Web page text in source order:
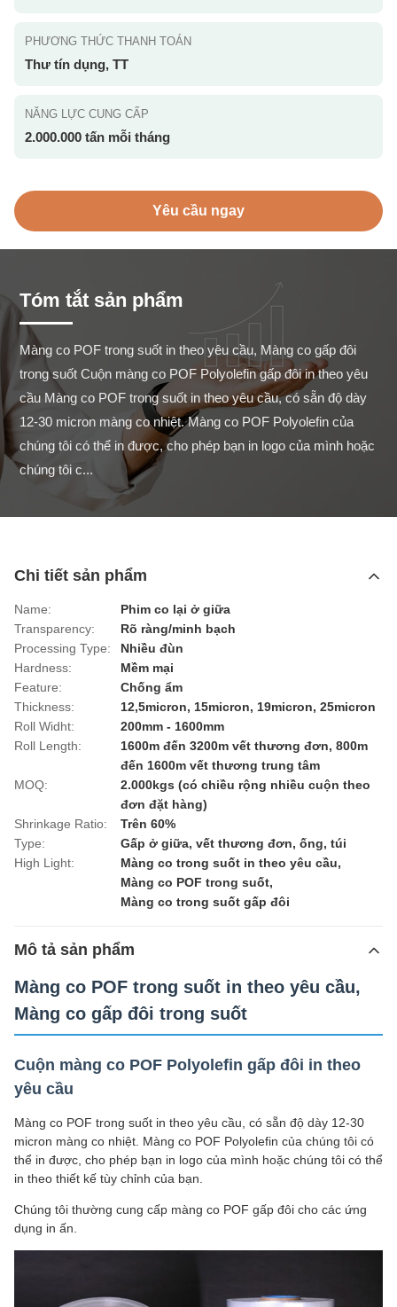
PHƯƠNG THỨC THANH TOÁN
Thư tín dụng, TT
NĂNG LỰC CUNG CẤP
2.000.000 tấn mỗi tháng
Yêu cầu ngay
Tóm tắt sản phẩm
Màng co POF trong suốt in theo yêu cầu, Màng co gấp đôi
trong suốt Cuộn màng co POF Polyolefin gấp đôi in theo yêu
cầu Màng co POF trong suốt in theo yêu cầu, có sẵn độ dày
12-30 micron màng co nhiệt. Màng co POF Polyolefin của
chúng tôi có thể in được, cho phép bạn in logo của mình hoặc
chúng tôi c...
Chi tiết sản phẩm
Name:
Phim co lại ở giữa
Transparency:
Rõ ràng/minh bạch
Processing Type:
Nhiều đùn
Hardness:
Mềm mại
Feature:
Chống ẩm
Thickness:
12,5micron, 15micron, 19micron, 25micron
Roll Widht:
200mm - 1600mm
Roll Length:
1600m đến 3200m vết thương đơn, 800m
đến 1600m vết thương trung tâm
MOQ:
2.000kgs (có chiều rộng nhiều cuộn theo
đơn đặt hàng)
Shrinkage Ratio:
Trên 60%
Type:
Gấp ở giữa, vết thương đơn, ống, túi
High Light:
Màng co trong suốt in theo yêu cầu,
Màng co POF trong suốt,
Màng co trong suốt gấp đôi
Mô tả sản phẩm
Màng co POF trong suốt in theo yêu cầu,
Màng co gấp đôi trong suốt
Cuộn màng co POF Polyolefin gấp đôi in theo
yêu cầu
Màng co POF trong suốt in theo yêu cầu, có sẵn độ dày 12-30
micron màng co nhiệt. Màng co POF Polyolefin của chúng tôi có
thể in được, cho phép bạn in logo của mình hoặc chúng tôi có thể
in theo thiết kế tùy chỉnh của bạn.
Chúng tôi thường cung cấp màng co POF gấp đôi cho các ứng
dụng in ấn.